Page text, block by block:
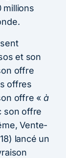
millions
et son
offre
offres
offre « à
son offre
Vente-
lancé un